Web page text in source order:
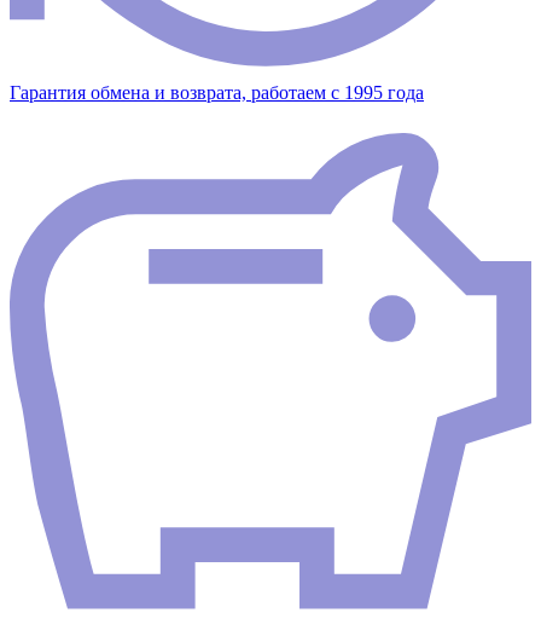
Гарантия обмена и возврата, работаем с 1995 года